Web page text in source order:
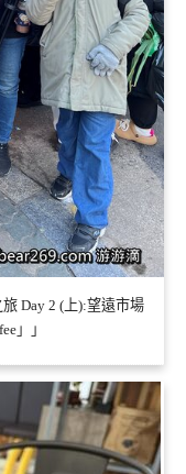
Day 2 (上):望遠市場
」」